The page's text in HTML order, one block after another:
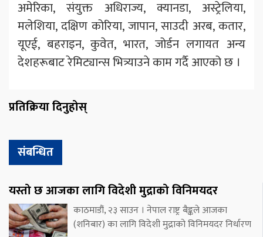
अमेरिका, संयुक्त अधिराज्य, क्यानडा, अस्ट्रेलिया,
मलेशिया, दक्षिण कोरिया, जापान, साउदी अरब, कतार,
यूएई, बहराइन, कुवेत, भारत, जोर्डन लगायत अन्य
देशहरूबाट रेमिट्यान्स भित्र्याउने काम गर्दै आएको छ ।
प्रतिक्रिया दिनुहोस्
संबन्धित
यस्तो छ आजका लागि विदेशी मुद्राको विनिमयदर
काठमाडौं, २३ साउन । नेपाल राष्ट्र बैङ्कले आजका
(शनिबार) का लागि विदेशी मुद्राको विनिमयदर निर्धारण